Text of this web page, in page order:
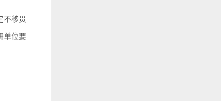
不移贯
单位要